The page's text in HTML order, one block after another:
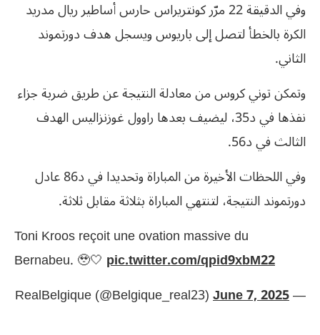
وفي الدقيقة 22 مرّر كونتريراس حارس أساطير ريال مدريد
الكرة بالخطأ لتصل إلى باريوس ويسجل هدف دورتموند
الثاني.
وتمكن توني كروس من معادلة النتيجة عن طريق ضربة جزاء
نفذها في د35، ليضيف بعدها راوول غوزنزاليس الهدف
الثالث في د56.
وفي اللحظات الأخيرة من المباراة وتحديدا في د86 عادل
دورتموند النتيجة، لتنتهي المباراة بثلاثة مقابل ثلاثة.
Toni Kroos reçoit une ovation massive du
Bernabeu. 🥹🤍 pic.twitter.com/qpid9xbM22
— RealBelgique (@Belgique_real23)
June 7, 2025